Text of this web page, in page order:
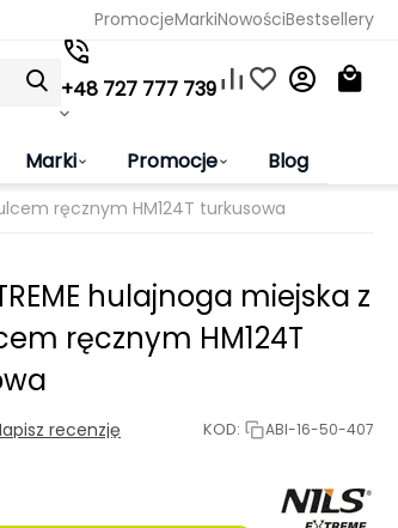
PromocjeMarkiNowościBestsellery
+48 727 777 739
Marki Promocje Blog
ręcznym HM124T turkusowa
hulajnoga miejska z
ręcznym HM124T
recenzję KOD: ABI-16-50-407